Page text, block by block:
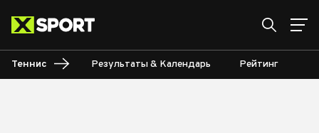
Теннис Результаты & Календарь Рейтинг